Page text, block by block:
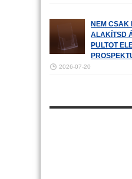
NEM CSAK
ALAKÍTSD
PULTOT
2026-07-20